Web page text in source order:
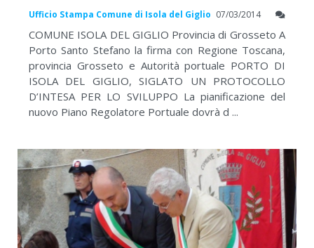
Ufficio Stampa Comune di Isola del Giglio 07/03/2014
COMUNE ISOLA DEL GIGLIO Provincia di Grosseto A
Porto Santo Stefano la firma con Regione Toscana,
provincia Grosseto e Autorità portuale PORTO DI
ISOLA DEL GIGLIO, SIGLATO UN PROTOCOLLO
D’INTESA PER LO SVILUPPO La pianificazione del
nuovo Piano Regolatore Portuale dovrà d ...